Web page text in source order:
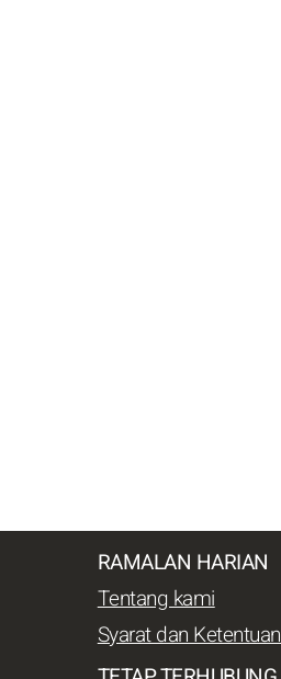
RAMALAN HARIAN
Tentang kami
Syarat dan